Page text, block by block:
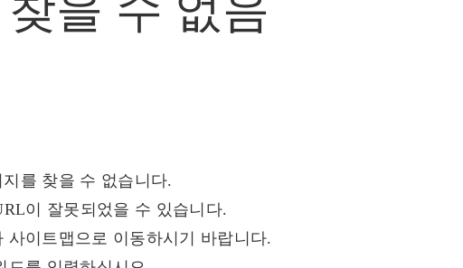
찾을 수 없음
를 찾을 수 없습니다.
이 잘못되었을 수 있습니다.
사이트맵으로 이동하시기 바랍니다.